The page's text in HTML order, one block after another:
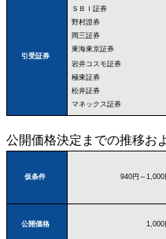
引受証券
ＳＢＩ証券
野村證券
岡三証券
東海東京証券
岩井コスモ証券
極東証券
松井証券
マネックス証券
公開価格決定までの推移お
仮条件 940円～1,000
公開価格 1,000